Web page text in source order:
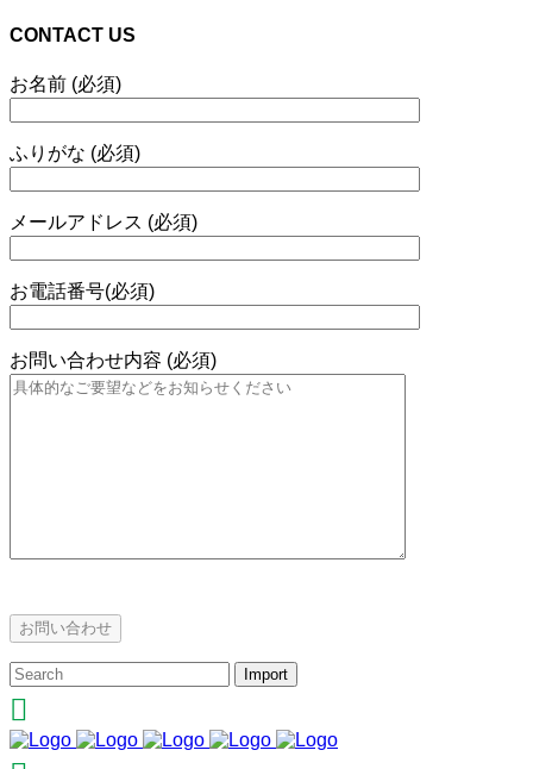
CONTACT US
お名前 (必須)
ふりがな (必須)
メールアドレス (必須)
お電話番号(必須)
お問い合わせ内容 (必須)